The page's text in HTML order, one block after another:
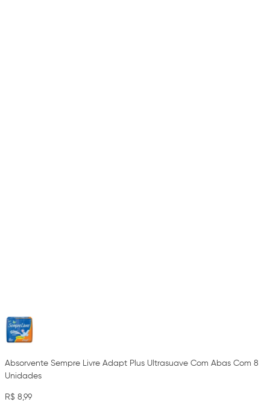
Absorvente Sempre Livre Adapt Plus Ultrasuave Com Abas Com 8
Unidades
R$ 8,99